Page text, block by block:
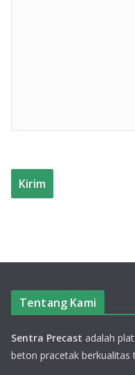
Tentang Kami
Sentra Precast adalah
beton pracetak berkualitas